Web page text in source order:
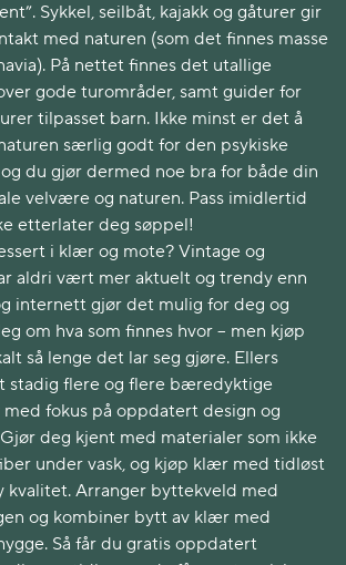
Sykkel, seilbåt, kajakk og gåturer gir
med naturen (som det finnes masse
På nettet finnes det utallige
gode turområder, samt guider for
tilpasset barn. Ikke minst er det å
særlig godt for den psykiske
du gjør dermed noe bra for både din
velvære og naturen. Pass imidlertid
etterlater deg søppel!
i klær og mote? Vintage og
aldri vært mer aktuelt og trendy enn
internett gjør det mulig for deg og
om hva som finnes hvor – men kjøp
så lenge det lar seg gjøre. Ellers
stadig flere og flere bæredyktige
med fokus på oppdatert design og
deg kjent med materialer som ikke
under vask, og kjøp klær med tidløst
kvalitet. Arranger byttekveld med
og kombiner bytt av klær med
Så får du gratis oppdatert